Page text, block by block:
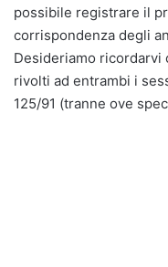
possibile registrare il
corrispondenza degli
Desideriamo ricordarvi
rivolti ad entrambi i
125/91 (tranne ove